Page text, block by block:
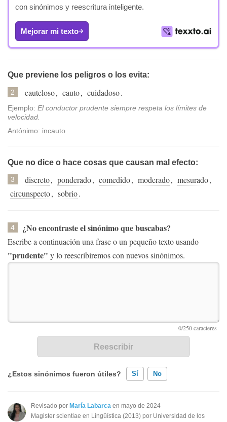
con sinónimos y reescritura inteligente.
Mejorar mi texto
Que previene los peligros o los evita:
2 cauteloso, cauto, cuidadoso.
Ejemplo: El conductor prudente siempre respeta los límites de
velocidad.
Antónimo: incauto
Que no dice o hace cosas que causan mal efecto:
3 discreto, ponderado, comedido, moderado, mesurado,
circunspecto, sobrio.
4 ¿No encontraste el sinónimo que buscabas?
Escribe a continuación una frase o un pequeño texto usando
"prudente" y lo reescribiremos con nuevos sinónimos.
¿Estos sinónimos fueron útiles? Sí No
Existen sinónimos incorrectos
Revisado por María Labarca en mayo de 2024
Magister scientiae en Lingüística (2013) por Universidad de los